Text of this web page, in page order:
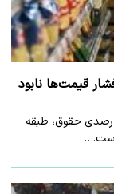
قیمت‌ها نابود
دوبرابری قیمت مواد غذایی در برابر رشد ۲۰ درصدی حقوق، طبقه
است.…